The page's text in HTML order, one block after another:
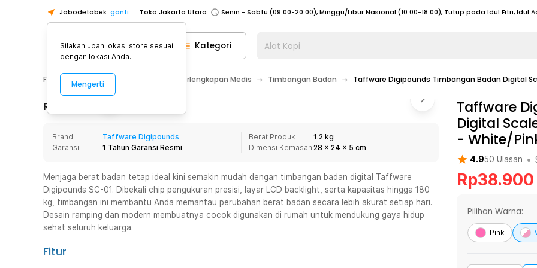
Jabodetabek ganti Toko Jakarta Utara
Toko Tangerang
Toko Cikupa
Pick n Go Jakarta Barat
Senin - Jumat (07:00 - 20:00), Sabtu - Minggu (08:00 - 20:00), Tutup pada Idul Fitri
Pick n Go Bekasi
Senin - Jumat (08:00 - 20:00), Sabtu - Minggu/ Libur Nasional (08:00 - 17:00) Selengkapnya
Senin - Jumat (08:00 - 20:00), Sabtu - Minggu/ Libur Nasional (08:00 - 17:00) Selengkapnya
Senin - Sabtu (09:00-20:00), Minggu/Libur Nasional (12:00-20:00), Tutup pada Idul Fitri
Toko Jakarta Barat
Senin - Sabtu (09:00-20:00), Minggu/Libur Nasional (12:00-20:00), Tutup pada Idul Fitri
Toko Tangerang
Toko Cikupa
Pick n Go Jakarta Barat
Senin - Jumat (07:00 - 20:00), Sabtu - Minggu (08:00 - 20:00), Tutup pada Idul Fitri
Senin - Jumat (08:00 - 20:00), Sabtu - Minggu/ Libur Nasional (08:00 - 17:00) Selengkapnya
Kategori Alat Kopi
Fashion, Make Up & Beauty Care Perlengkapan Medis Timbangan Badan Taffware Digipounds Timbangan Badan Digital
Rincian Produk
Brand
Taffware Digipounds
Garansi
1 Tahun Garansi Resmi
Berat Produk
1.2 kg
Dimensi Kemasan 28 x 24 x 5 cm
Menjaga berat badan tetap ideal kini semakin mudah dengan timbangan badan digital Taffware
Digipounds SC-01. Dibekali chip pengukuran presisi, layar LCD backlight, serta kapasitas hingga 180
kg, timbangan ini membantu Anda memantau perubahan berat badan secara lebih akurat setiap hari.
Desain ramping dan modern membuatnya cocok digunakan di rumah untuk mendukung gaya hidup
sehat seluruh keluarga.
Fitur
Taffware
Digital
- White/
4.950 Ulasan •
Rp38.900
Pilihan Warna:
Pink
Silakan ubah lokasi store sesuai
dengan lokasi Anda.
Mengerti